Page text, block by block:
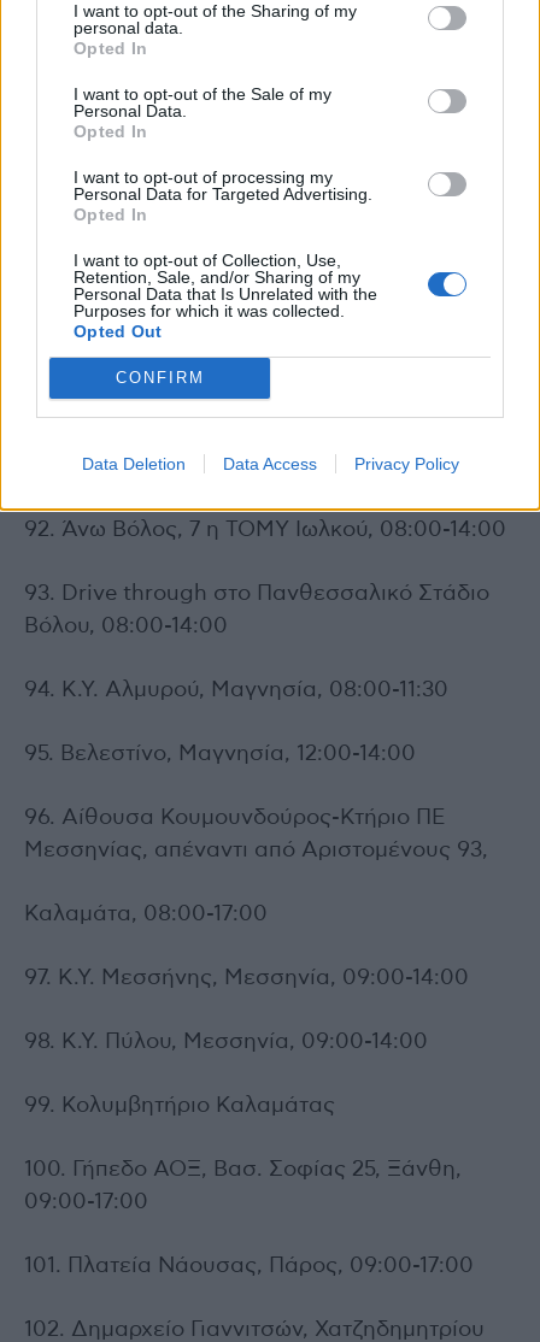
I want to opt-out of the Sharing of my
personal data.
Opted In
I want to opt-out of the Sale of my
Personal Data.
Opted In
I want to opt-out of processing my
Personal Data for Targeted Advertising.
Opted In
I want to opt-out of Collection, Use,
Retention, Sale, and/or Sharing of my
Personal Data that Is Unrelated with the
Purposes for which it was collected.
Opted Out
CONFIRM
Data Deletion Data Access Privacy Policy
86. Κ.Υ. Μυτιλήνης, Πλατεία Μαρτύρων, 09:00-
17:00
87. Πλατεία Βατερών, Λέσβος, 10:00-15:00
88. ΚΑΠΗ Λευκάδας, Σκιαδαρέση 3, 08:00-
16:00
89. Διοικητήριο Λευκάδας
90. Παλαιό Λιμάνι-information desk, Μύρινα,
Λήμνος, 09:30-16:00
Βενιζέλου, Βόλος, 08:00-14:00
92. Άνω Βόλος, 7 η ΤΟΜΥ Ιωλκού, 08:00-14:00
93. Drive through στο Πανθεσσαλικό Στάδιο
Βόλου, 08:00-14:00
94. Κ.Υ. Αλμυρού, Μαγνησία, 08:00-11:30
95. Βελεστίνο, Μαγνησία, 12:00-14:00
96. Αίθουσα Κουμουνδούρος-Κτήριο ΠΕ
Μεσσηνίας, απέναντι από Αριστομένους 93,
Καλαμάτα, 08:00-17:00
97. Κ.Υ. Μεσσήνης, Μεσσηνία, 09:00-14:00
98. Κ.Υ. Πύλου, Μεσσηνία, 09:00-14:00
99. Κολυμβητήριο Καλαμάτας
100. Γήπεδο ΑΟΞ, Βασ. Σοφίας 25, Ξάνθη,
09:00-17:00
101. Πλατεία Νάουσας, Πάρος, 09:00-17:00
102. Δημαρχείο Γιαννιτσών, Χατζηδημητρίου